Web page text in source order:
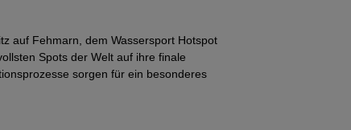
auf Fehmarn, dem Wassersport Hotspot
Spots der Welt auf ihre finale
sorgen für ein besonderes